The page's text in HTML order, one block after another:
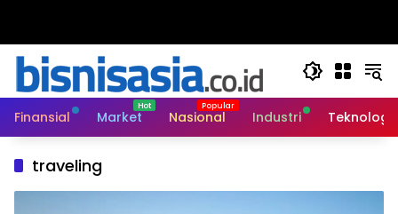
Finansial Market Nasional Industri Teknologi
traveling